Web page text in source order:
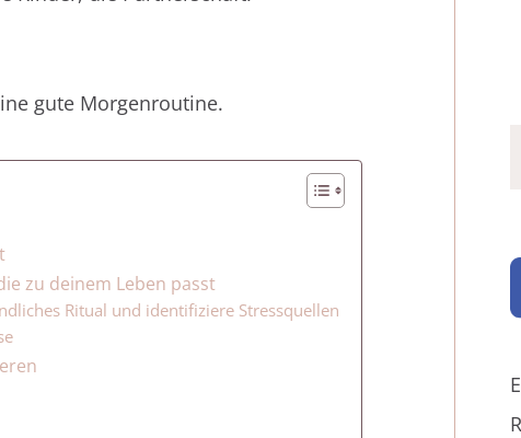
gute Morgenroutine.
zu deinem Leben passt
Ritual und identifiziere Stressquellen